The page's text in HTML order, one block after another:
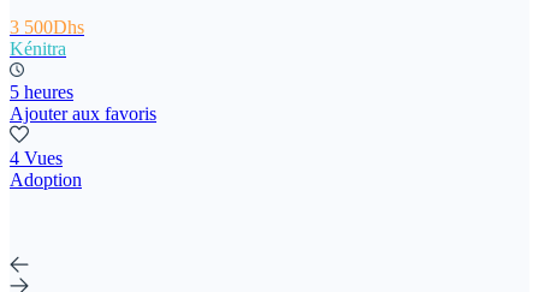
3 500Dhs
Kénitra
5 heures
Ajouter aux favoris
4 Vues
Adoption